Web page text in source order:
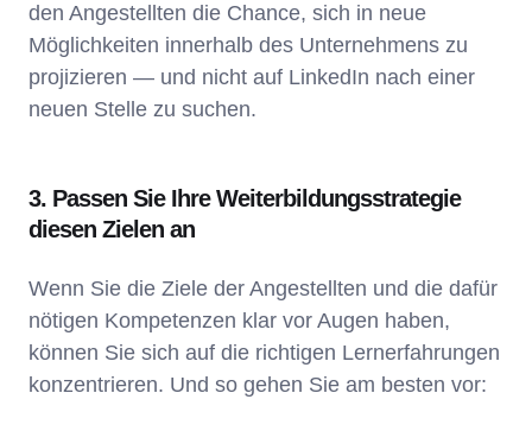
den Angestellten die Chance, sich in neue
Möglichkeiten innerhalb des Unternehmens zu
projizieren — und nicht auf LinkedIn nach einer
neuen Stelle zu suchen.
3. Passen Sie Ihre Weiterbildungsstrategie
diesen Zielen an
Wenn Sie die Ziele der Angestellten und die dafür
nötigen Kompetenzen klar vor Augen haben,
können Sie sich auf die richtigen Lernerfahrungen
konzentrieren. Und so gehen Sie am besten vor: